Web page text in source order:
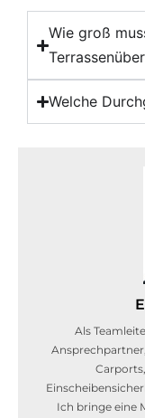
Wie groß
Welche
Als
Ich bringe eine